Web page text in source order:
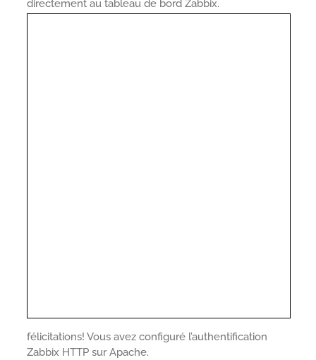
directement au tableau de bord Zabbix.
félicitations! Vous avez configuré l’authentification
Zabbix HTTP sur Apache.